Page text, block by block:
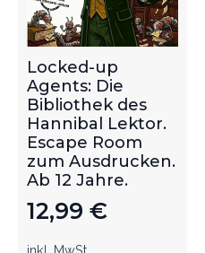
Locked-up
Agents: Die
Bibliothek des
Hannibal Lektor.
Escape Room
zum Ausdrucken.
Ab 12 Jahre.
12,99 €
inkl. MwSt.